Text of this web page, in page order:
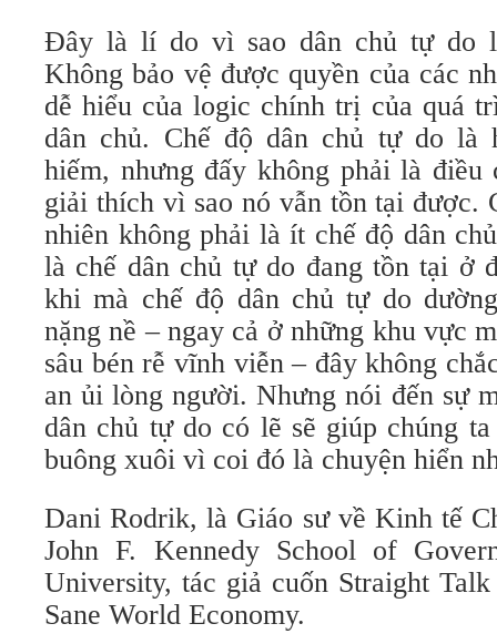
Đây là lí do vì sao dân chủ tự do
Không bảo vệ được quyền của các
dễ hiểu của logic chính trị của quá
dân chủ. Chế độ dân chủ tự do là
hiếm, nhưng đấy không phải là điều
giải thích vì sao nó vẫn tồn tại được.
nhiên không phải là ít chế độ dân
là chế dân chủ tự do đang tồn tại ở
khi mà chế độ dân chủ tự do
nặng nề – ngay cả ở những khu vực
sâu bén rễ vĩnh viễn – đây không
an ủi lòng người. Nhưng nói đến sự
dân chủ tự do có lẽ sẽ giúp chúng
buông xuôi vì coi đó là chuyện hiển
Dani Rodrik, là Giáo sư về Kinh tế
John F. Kennedy School of
University, tác giả cuốn Straight
Sane World Economy.